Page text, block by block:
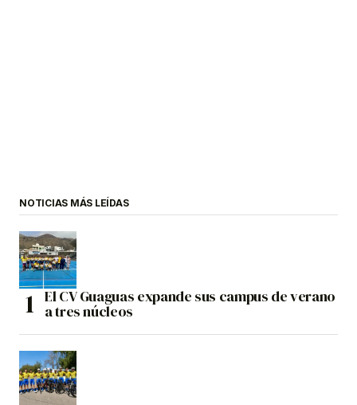
NOTICIAS MÁS LEÍDAS
El CV Guaguas expande sus campus de verano
a tres núcleos